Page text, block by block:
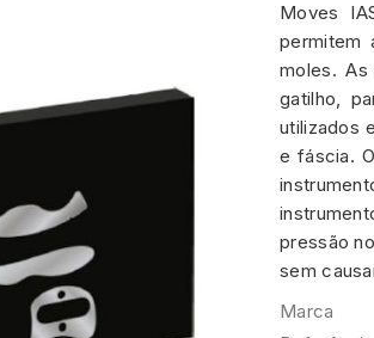
Moves
permitem
moles.
gatilho,
utilizados
e fáscia.
pressão
sem
Marca